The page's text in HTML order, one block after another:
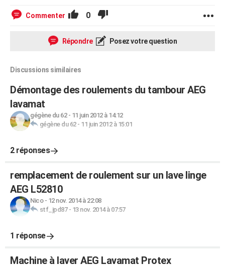
Commenter 0
Répondre Posez votre question
Discussions similaires
Démontage des roulements du tambour AEG
lavamat
gégène du 62- 11 juin 2012 à 14:12
gégène du 62- 11 juin 2012 à 15:01
2 réponses
remplacement de roulement sur un lave linge
AEG L52810
Nico- 12 nov. 2014 à 22:08
stf_jpd87- 13 nov. 2014 à 07:57
1 réponse
Machine à laver AEG Lavamat Protex